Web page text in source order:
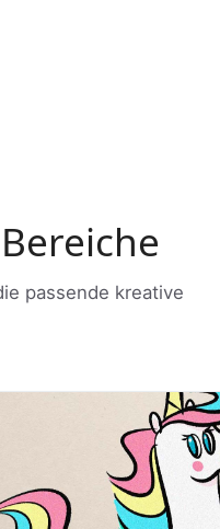
passende kreative